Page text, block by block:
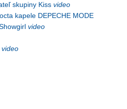
skupiny Kiss video
kapele DEPECHE MODE
video
video